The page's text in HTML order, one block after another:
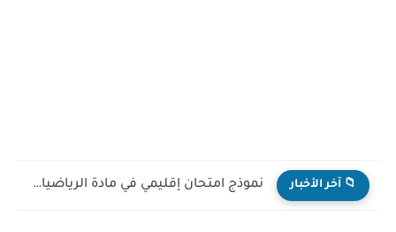
📁 آخر الأخبار نموذج امتحان إقليمي في مادة الرياضيات للمستوى السادس ابتدائي...